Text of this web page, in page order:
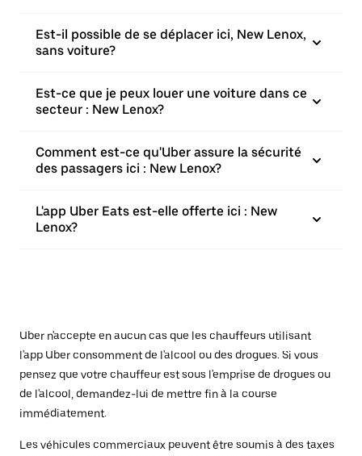
Est-il possible de se déplacer ici, New Lenox,
sans voiture?
Est-ce que je peux louer une voiture dans ce
secteur : New Lenox?
Comment est-ce qu'Uber assure la sécurité
des passagers ici : New Lenox?
L'app Uber Eats est-elle offerte ici : New
Lenox?
Uber n'accepte en aucun cas que les chauffeurs utilisant
l'app Uber consomment de l'alcool ou des drogues. Si vous
pensez que votre chauffeur est sous l'emprise de drogues ou
de l'alcool, demandez-lui de mettre fin à la course
immédiatement.
Les véhicules commerciaux peuvent être soumis à des taxes